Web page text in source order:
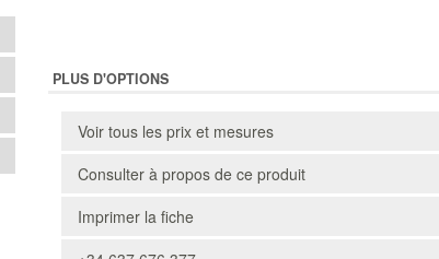
PLUS D'OPTIONS
Voir tous les prix et mesures
Consulter à propos de ce produit
Imprimer la fiche